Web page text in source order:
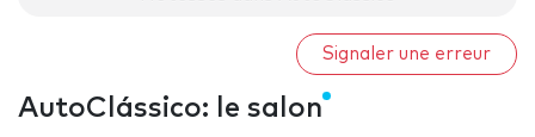
Signaler une erreur
AutoClássico: le salon